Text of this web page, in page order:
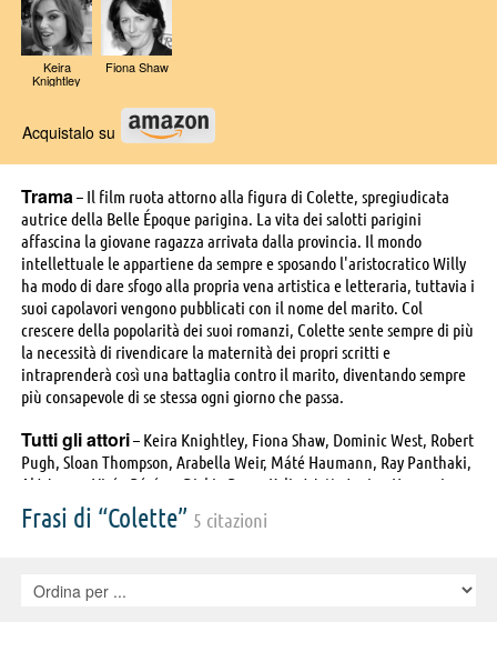
Keira
Knightley
Fiona Shaw
Acquistalo su
Trama – Il film ruota attorno alla figura di Colette, spregiudicata
autrice della Belle Époque parigina. La vita dei salotti parigini
affascina la giovane ragazza arrivata dalla provincia. Il mondo
intellettuale le appartiene da sempre e sposando l'aristocratico Willy
ha modo di dare sfogo alla propria vena artistica e letteraria, tuttavia i
suoi capolavori vengono pubblicati con il nome del marito. Col
crescere della popolarità dei suoi romanzi, Colette sente sempre di più
la necessità di rivendicare la maternità dei propri scritti e
intraprenderà così una battaglia contro il marito, diventando sempre
più consapevole di se stessa ogni giorno che passa.
Tutti gli attori– Keira Knightley, Fiona Shaw, Dominic West, Robert
Pugh, Sloan Thompson, Arabella Weir, Máté Haumann, Ray Panthaki,
Al Weaver, Virág Bárány, Dickie Beau, Kylie Watt, Janine Harouni,
Jake Graf, Joe Geary, Rebecca Root, Julian Wadham, Eleanor
Tomlinson, Polina Litvak, István Gyurity, Karen Gagnon, Alexandra
David Shorter, Roderick Hill, Attila C. Arpa, Alexis Latham, Peter
Frasi di “Colette” 5 citazioni